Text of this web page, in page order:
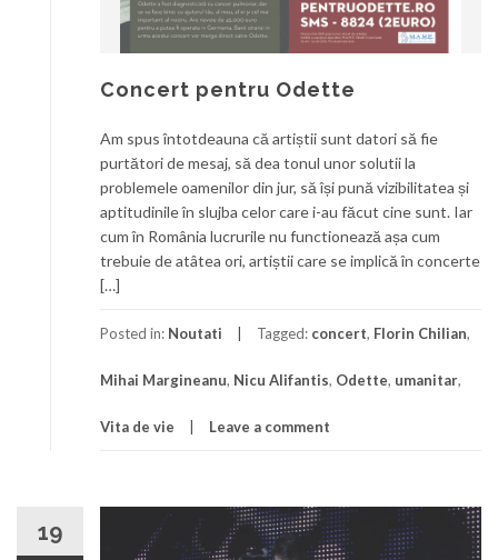
Concert pentru Odette
Am spus întotdeauna că artiștii sunt datori să fie
purtători de mesaj, să dea tonul unor solutii la
problemele oamenilor din jur, să își pună vizibilitatea și
aptitudinile în slujba celor care i-au făcut cine sunt. Iar
cum în România lucrurile nu functionează așa cum
trebuie de atâtea ori, artiștii care se implică în concerte
[…]
Posted in: Noutati Tagged: concert, Florin Chilian,
Mihai Margineanu, Nicu Alifantis, Odette, umanitar,
Vita de vie Leave a comment
19